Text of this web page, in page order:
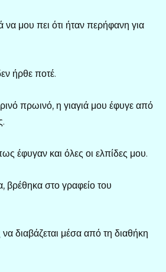
μου πει ότι ήταν περήφανη για
ήρθε ποτέ.
πρωινό, η γιαγιά μου έφυγε από
έφυγαν και όλες οι ελπίδες μου.
βρέθηκα στο γραφείο του
διαβάζεται μέσα από τη διαθήκη